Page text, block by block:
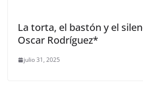
La torta, el bastón y el
Oscar Rodríguez*
julio 31, 2025